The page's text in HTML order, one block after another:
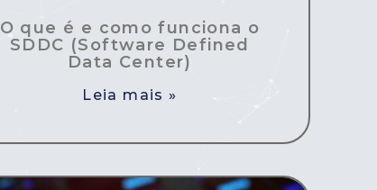
O que é e como funciona o
SDDC (Software Defined
Data Center)
Leia mais »